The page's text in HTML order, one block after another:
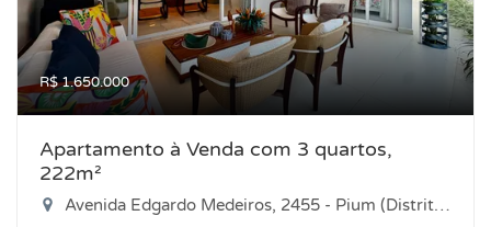
R$ 1.650.000
Apartamento à Venda com 3 quartos,
222m²
Avenida Edgardo Medeiros, 2455 - Pium (Distrito Litoral), Parnamirim-RN